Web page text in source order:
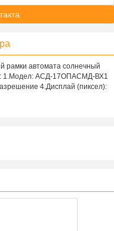
рамки автомата солнечный
1.Модел: АСД-17ОПАСМД-ВХ1
4.Дисплай (пиксел):